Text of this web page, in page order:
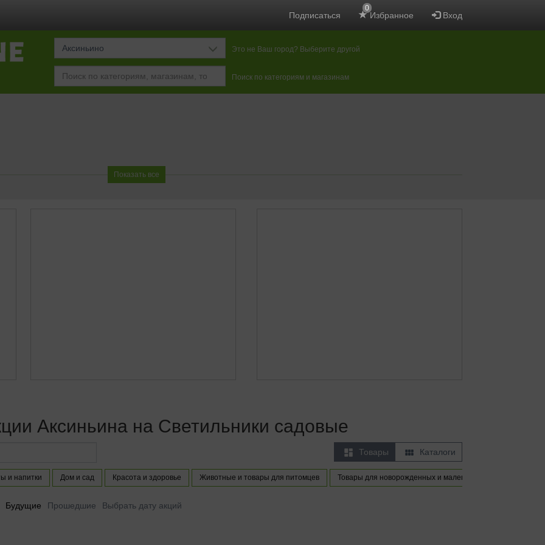
Подписаться Избранное
0
Вход
Аксиньино Это не Ваш город? Выберите другой
Поиск по категориям и магазинам
Показать все
Аксиньина на Светильники садовые
 Товары  Каталоги
и напитки Дом и сад Красота и здоровье Животные и товары для питомцев Товары для новорожденных и маленьких детей
Будущие Прошедшие Выбрать дату акций